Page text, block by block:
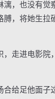
也没有觉
，将她生
进电影院
足他面子